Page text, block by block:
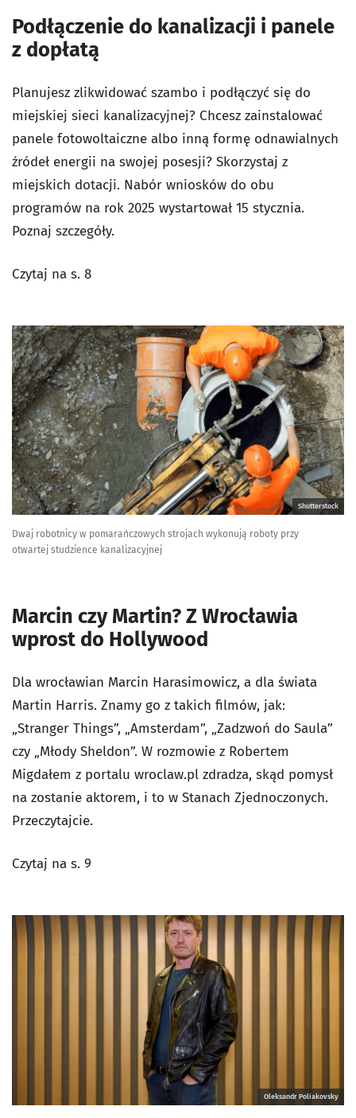
Podłączenie do kanalizacji i panele
z dopłatą
Planujesz zlikwidować szambo i podłączyć się do
miejskiej sieci kanalizacyjnej? Chcesz zainstalować
panele fotowoltaiczne albo inną formę odnawialnych
źródeł energii na swojej posesji? Skorzystaj z
miejskich dotacji. Nabór wniosków do obu
programów na rok 2025 wystartował 15 stycznia.
Poznaj szczegóły.
Czytaj na s. 8
Shutterstock
Dwaj robotnicy w pomarańczowych strojach wykonują roboty przy
otwartej studzience kanalizacyjnej
Marcin czy Martin? Z Wrocławia
wprost do Hollywood
Dla wrocławian Marcin Harasimowicz, a dla świata
Martin Harris. Znamy go z takich filmów, jak:
„Stranger Things”, „Amsterdam”, „Zadzwoń do Saula”
czy „Młody Sheldon”. W rozmowie z Robertem
Migdałem z portalu wroclaw.pl zdradza, skąd pomysł
na zostanie aktorem, i to w Stanach Zjednoczonych.
Przeczytajcie.
Czytaj na s. 9
Oleksandr Poliakovsky